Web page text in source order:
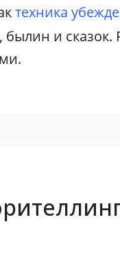
техника
и сказок.